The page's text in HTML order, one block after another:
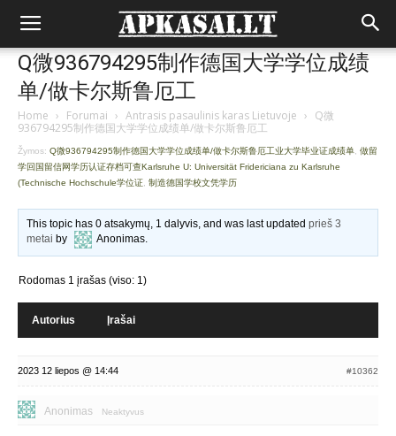
Q微936794295制作德国大学学位成绩
单/做卡尔斯鲁厄工
Home › Forumai › Antrasis pasaulinis karas Lietuvoje › Q微
936794295制作德国大学学位成绩单/做卡尔斯鲁厄工
Žymos: Q微936794295制作德国大学学位成绩单/做卡尔斯鲁厄工业大学毕业证成绩单 做留
学回国留信网学历认证存档可查Karlsruhe U: Universität Fridericiana zu Karlsruhe
(Technische Hochschule学位证 制造德国学校文凭学历
This topic has 0 atsakymų, 1 dalyvis, and was last updatedprieš 3
metai by Anonimas.
Rodomas 1 įrašas (viso: 1)
Autorius Įrašai
2023 12 liepos @ 14:44 #10362
Anonimas Neaktyvus